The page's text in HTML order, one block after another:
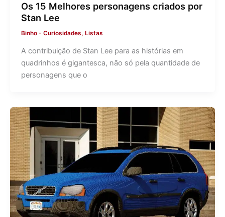
Os 15 Melhores personagens criados por
Stan Lee
Binho - Curiosidades, Listas
A contribuição de Stan Lee para as histórias em
quadrinhos é gigantesca, não só pela quantidade de
personagens que o